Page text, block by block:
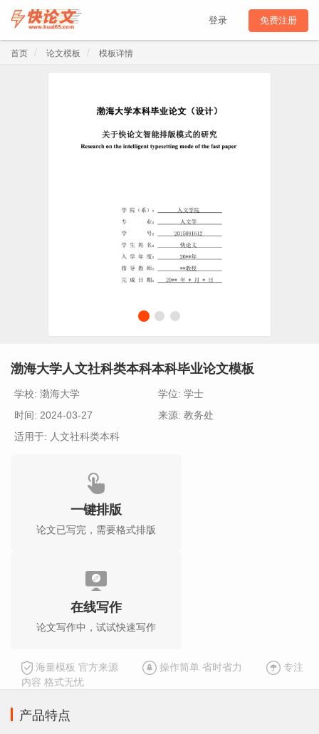
登录 免费注册
首页 论文模板 模板详情
渤海大学人文社科类本科本科毕业论文模板
学校: 渤海大学
学位: 学士
时间: 2024-03-27
来源: 教务处
适用于: 人文社科类本科
一键排版
论文已写完，需要格式排版
在线写作
论文写作中，试试快速写作
海量模板 官方来源 操作简单 省时省力
专注
内容 格式无忧
产品特点